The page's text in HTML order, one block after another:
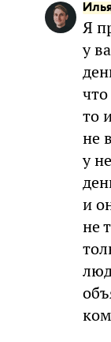
Я
у
то
не
у
и
не